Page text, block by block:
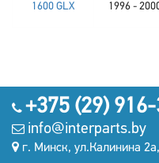
1600 GLX 1996 -
+375 (29)
info@interparts.by
г. Минск, ул.Калинина